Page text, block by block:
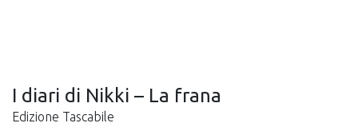
I diari di Nikki – La frana
Edizione Tascabile